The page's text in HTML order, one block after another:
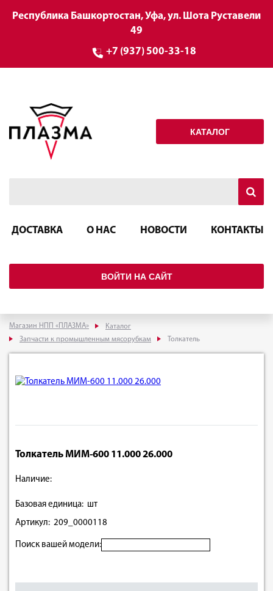
Республика Башкортостан, Уфа, ул. Шота Руставели
49
+7 (937) 500-33-18
КАТАЛОГ
ДОСТАВКА О НАС НОВОСТИ КОНТАКТЫ
ВОЙТИ НА САЙТ
Магазин НПП «ПЛАЗМА»
Каталог
Запчасти к промышленным мясорубкам
Толкатель
Толкатель МИМ-600 11.000 26.000
Наличие:
Базовая единица: шт
Артикул: 209_0000118
Поиск вашей модели: